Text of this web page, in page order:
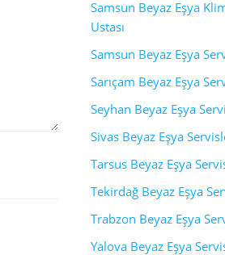
Samsun Beyaz Eşya
Ustası
Samsun Beyaz Eşya
Sarıçam Beyaz Eşya
Seyhan Beyaz Eşya
Sivas Beyaz Eşya
Tarsus Beyaz Eşya
Tekirdağ Beyaz Eşya
Trabzon Beyaz Eşya
Yalova Beyaz Eşya